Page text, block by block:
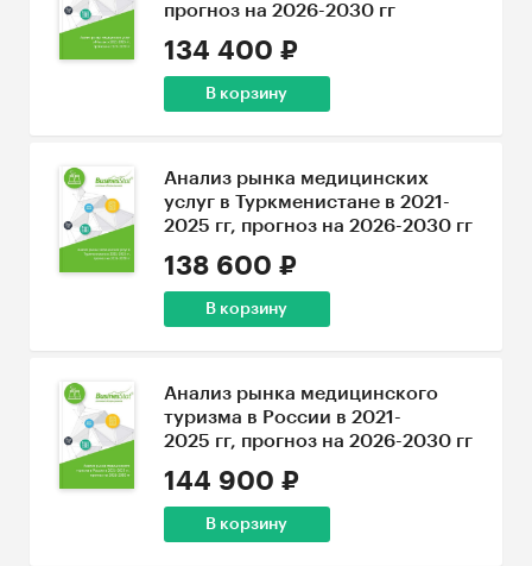
прогноз на 2026-2030 гг
134 400 ₽
В корзину
Анализ рынка медицинских
услуг в Туркменистане в 2021-
2025 гг, прогноз на 2026-2030 гг
138 600 ₽
В корзину
Анализ рынка медицинского
туризма в России в 2021-
2025 гг, прогноз на 2026-2030 гг
144 900 ₽
В корзину